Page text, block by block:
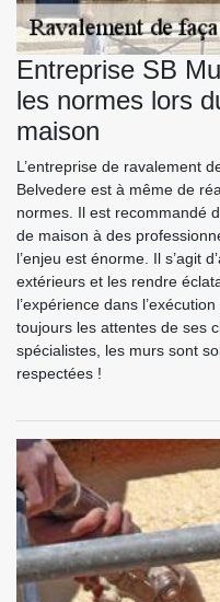
Entreprise SB
les normes lors
maison
L’entreprise de ravalement
Belvedere est à même de
normes. Il est recommandé
de maison à des
l’enjeu est énorme. Il s’agit
extérieurs et les rendre
l’expérience dans
toujours les attentes de ses
spécialistes, les murs sont
respectées !